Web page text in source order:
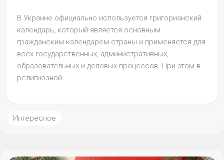
В Украине официально используется григорианский
календарь, который является основным
гражданским календарём страны и применяется для
всех государственных, административных,
образовательных и деловых процессов. При этом в
религиозной...
Интересное